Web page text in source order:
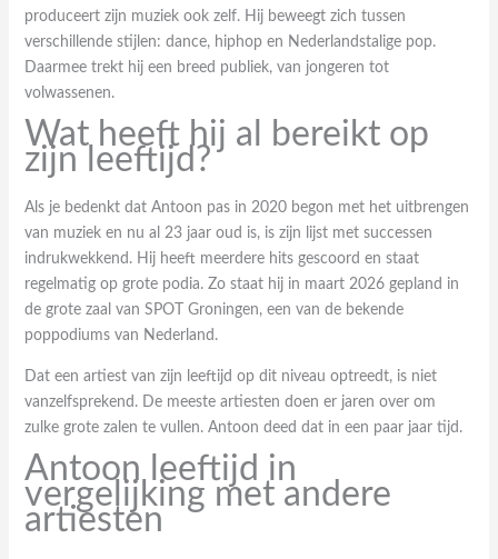
produceert zijn muziek ook zelf. Hij beweegt zich tussen
verschillende stijlen: dance, hiphop en Nederlandstalige pop.
Daarmee trekt hij een breed publiek, van jongeren tot
volwassenen.
Wat heeft hij al bereikt op
zijn leeftijd?
Als je bedenkt dat Antoon pas in 2020 begon met het uitbrengen
van muziek en nu al 23 jaar oud is, is zijn lijst met successen
indrukwekkend. Hij heeft meerdere hits gescoord en staat
regelmatig op grote podia. Zo staat hij in maart 2026 gepland in
de grote zaal van SPOT Groningen, een van de bekende
poppodiums van Nederland.
Dat een artiest van zijn leeftijd op dit niveau optreedt, is niet
vanzelfsprekend. De meeste artiesten doen er jaren over om
zulke grote zalen te vullen. Antoon deed dat in een paar jaar tijd.
Antoon leeftijd in
vergelijking met andere
artiesten